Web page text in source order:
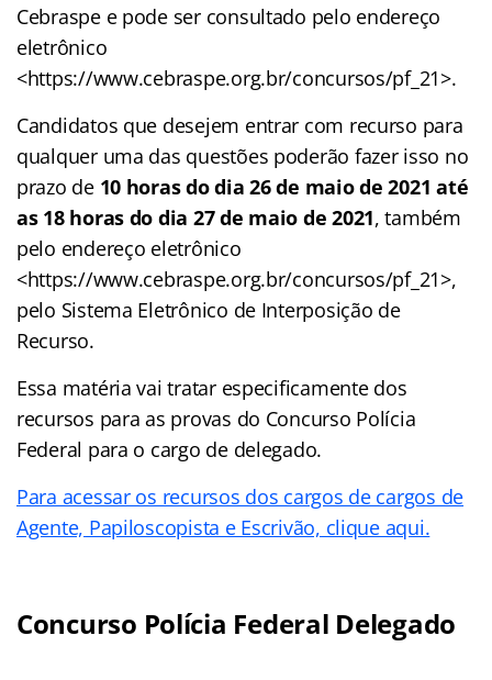
Cebraspe e pode ser consultado pelo endereço
eletrônico
<https://www.cebraspe.org.br/concursos/pf_21>.
Candidatos que desejem entrar com recurso para
qualquer uma das questões poderão fazer isso no
prazo de10 horas do dia 26 de maio de 2021 até
as 18 horas do dia 27 de maio de 2021, também
pelo endereço eletrônico
<https://www.cebraspe.org.br/concursos/pf_21>,
pelo Sistema Eletrônico de Interposição de
Recurso.
Essa matéria vai tratar especificamente dos
recursos para as provas do Concurso Polícia
Federal para o cargo de delegado.
Para acessar os recursos dos cargos de cargos de
Agente, Papiloscopista e Escrivão, clique aqui.
Concurso Polícia Federal Delegado